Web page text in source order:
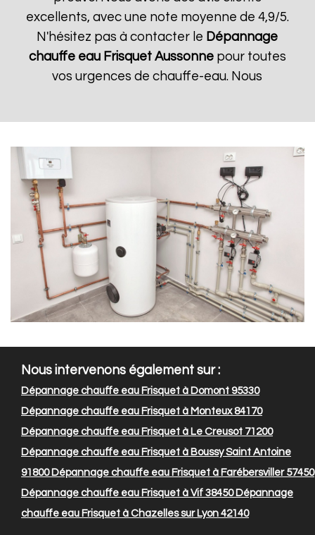
excellents, avec une note moyenne de 4,9/5.
N'hésitez pas à contacter le Dépannage
chauffe eau Frisquet Aussonnepour toutes
vos urgences de chauffe-eau. Nous
Nous intervenons également sur :
Dépannage chauffe eau Frisquet à Domont 95330
Dépannage chauffe eau Frisquet à Monteux 84170
Dépannage chauffe eau Frisquet à Le Creusot 71200
Dépannage chauffe eau Frisquet à Boussy Saint Antoine
91800Dépannage chauffe eau Frisquet à Farébersviller 57450
Dépannage chauffe eau Frisquet à Vif 38450Dépannage
chauffe eau Frisquet à Chazelles sur Lyon 42140